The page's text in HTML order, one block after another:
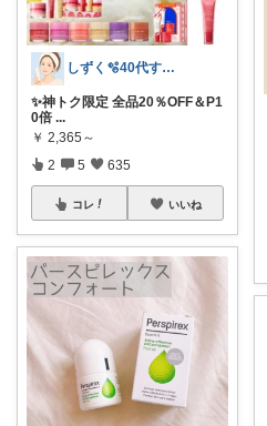
しずく🫧40代すっぴん美肌＆ダイエット
✨️神トク限定 全品20％OFF＆P1
0倍 ...
￥ 2,365～
2 5 635
コレ いいね